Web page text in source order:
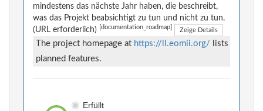
mindestens das nächste Jahr haben, die beschreibt,
was das Projekt beabsichtigt zu tun und nicht zu tun.
(URL erforderlich)
[documentation_roadmap] Zeige Details
The project homepage at https://ll.eomii.org/ lists
planned features.
Erfüllt